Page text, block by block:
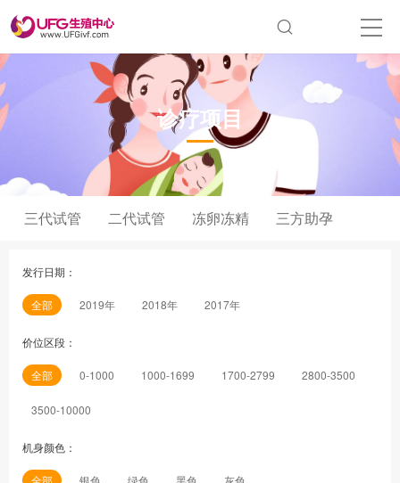
诊疗项目
三代试管 二代试管 冻卵冻精 三方助孕
发行日期：
全部 2019年 2018年 2017年
价位区段：
全部 0-1000 1000-1699 1700-2799 2800-3500
3500-10000
机身颜色：
全部 银色 绿色 黑色 灰色